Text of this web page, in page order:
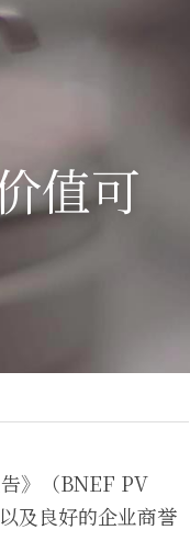
值可
》（BNEF PV
及良好的企业商誉